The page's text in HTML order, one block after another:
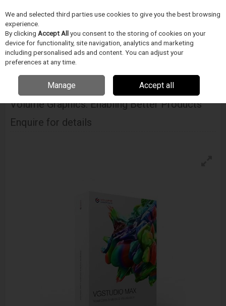
Skip to content
Menu
Home IPARI RÖNTGEN ÉS CT VIZSGÁLAT
Graphics: Enabling Better Products
Volume Graphics: Enabling Better Products
Enquire for details
We and selected third parties use cookies to give you the best browsing
experience.
By clicking Accept Allyou consent to the storing of cookies on your
device for functionality, site navigation, analytics and marketing
including personalised ads and content. You can adjust your
preferences at any time.
Manage Accept all